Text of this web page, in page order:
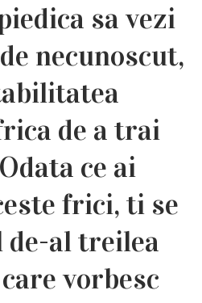
sa vezi
necunoscut,
de a trai
ce ai
frici, ti se
de-al treilea
vorbesc